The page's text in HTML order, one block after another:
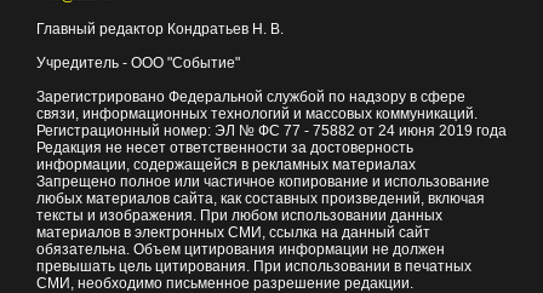
Главный редактор Кондратьев Н. В.
Учредитель - ООО "Событие"
Зарегистрировано Федеральной службой по надзору в сфере
связи, информационных технологий и массовых коммуникаций.
Регистрационный номер: ЭЛ № ФС 77 - 75882 от 24 июня 2019 года
Редакция не несет ответственности за достоверность
информации, содержащейся в рекламных материалах
Запрещено полное или частичное копирование и использование
любых материалов сайта, как составных произведений, включая
тексты и изображения. При любом использовании данных
материалов в электронных СМИ, ссылка на данный сайт
обязательна. Объем цитирования информации не должен
превышать цель цитирования. При использовании в печатных
СМИ, необходимо письменное разрешение редакции.